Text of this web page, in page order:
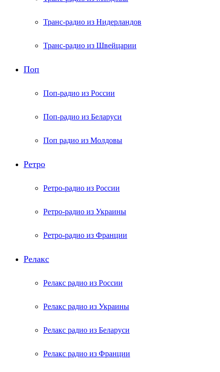
Транс-радио из Нидерландов
Транс-радио из Швейцарии
Поп
Поп-радио из России
Поп-радио из Беларуси
Поп радио из Молдовы
Ретро
Ретро-радио из России
Ретро-радио из Украины
Ретро-радио из Франции
Релакс
Релакс радио из России
Релакс радио из Украины
Релакс радио из Беларуси
Релакс радио из Франции